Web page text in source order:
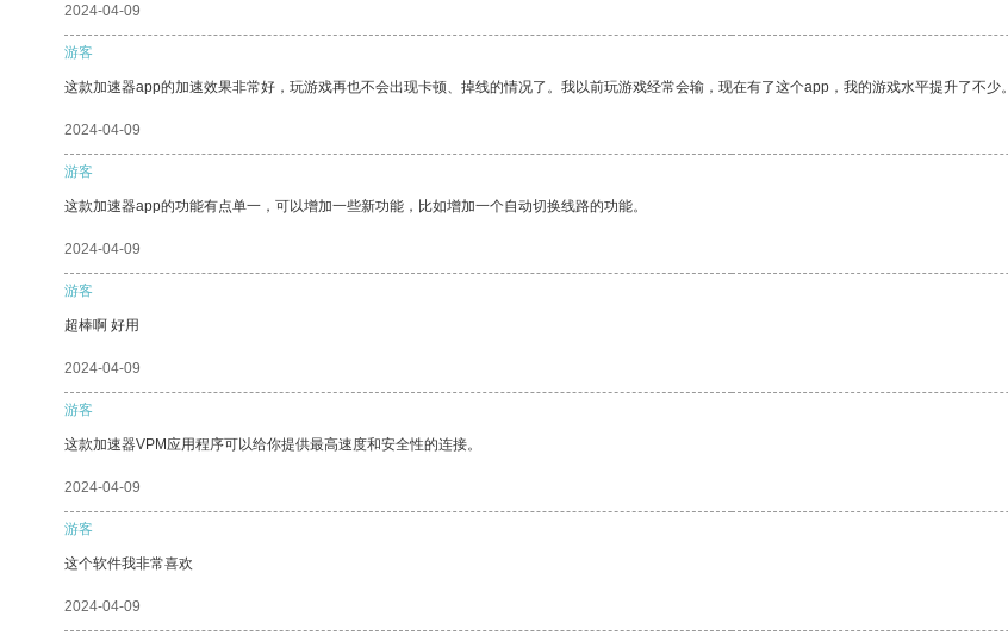
2024-04-09
游客
这款加速器app的加速效果非常好，玩游戏再也不会出现卡顿、掉线的情况了。我以前玩游戏经常会输，现在有了这个app，我的游戏水平提升了不少。
2024-04-09
游客
这款加速器app的功能有点单一，可以增加一些新功能，比如增加一个自动切换线路的功能。
2024-04-09
游客
超棒啊 好用
2024-04-09
游客
这款加速器VPM应用程序可以给你提供最高速度和安全性的连接。
2024-04-09
游客
这个软件我非常喜欢
2024-04-09